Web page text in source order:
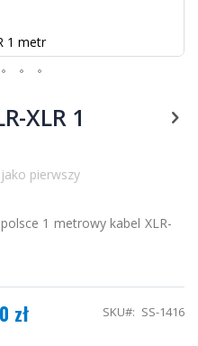
1 metr
XLR 1
pierwszy
1 metrowy kabel XLR-
zł SKU SS-1416